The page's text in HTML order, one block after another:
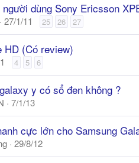
người dùng Sony Ericsson
27/1/11 25 26 27
HD (Có review)
4 5 6
y có sổ đen không ?
7/1/13
cực lớn cho Samsung
29/8/12